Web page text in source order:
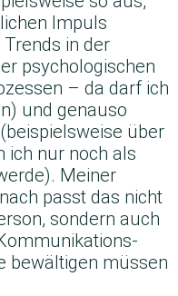
Impuls
in der
psychologischen
– da darf ich
und genauso
über
ich nur noch als
Meiner
passt das nicht
sondern auch
bewältigen müssen